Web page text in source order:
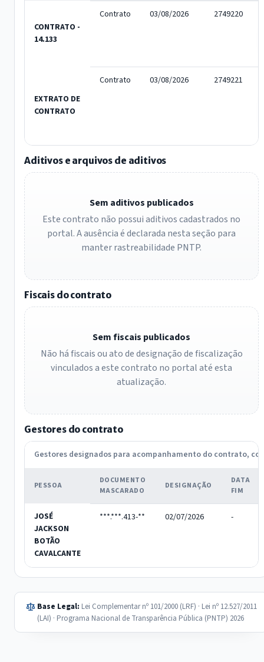
CONTRATO -
14.133
Contrato 03/08/2026 2749220
EXTRATO DE
CONTRATO
Contrato 03/08/2026 2749221
Aditivos e arquivos de aditivos
Sem aditivos publicados
Este contrato não possui aditivos cadastrados no
portal. A ausência é declarada nesta seção para
manter rastreabilidade PNTP.
Fiscais do contrato
Sem fiscais publicados
Não há fiscais ou ato de designação de fiscalização
vinculados a este contrato no portal até esta
atualização.
Gestores do contrato
Gestores designados para acompanhamento do contrato,
PESSOA
DOCUMENTO
MASCARADO
DESIGNAÇÃO
DATA
FIM
JOSÉ
JACKSON
BOTÃO
CAVALCANTE
***.***.413-** 02/07/2026 -
Base Legal: Lei Complementar nº 101/2000 (LRF) · Lei nº 12.527/2011
(LAI) · Programa Nacional de Transparência Pública (PNTP) 2026